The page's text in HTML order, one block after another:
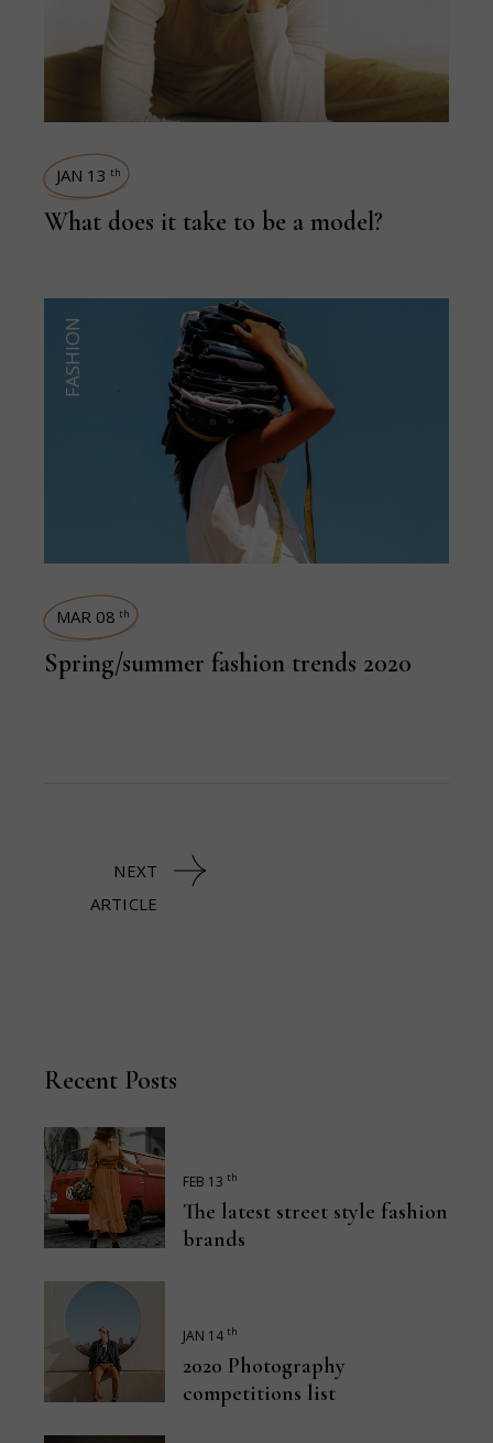
Recent Posts
FEB 13 th
The latest street style fashion
brands
JAN 14 th
2020 Photography
competitions list
JAN 13 th
What does it take to be a model?
FASHION
MAR 08 th
Spring/summer fashion trends 2020
NEXT
ARTICLE